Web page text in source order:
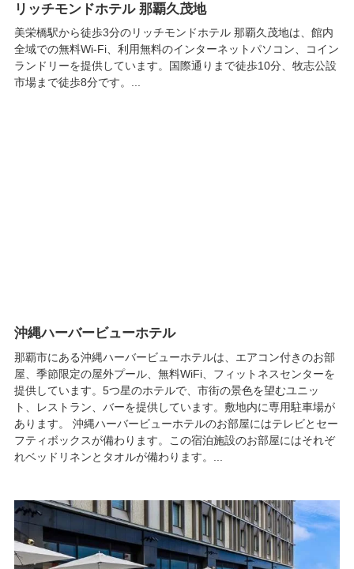
リッチモンドホテル 那覇久茂地
美栄橋駅から徒歩3分のリッチモンドホテル 那覇久茂地は、館内
全域での無料Wi-Fi、利用無料のインターネットパソコン、コイン
ランドリーを提供しています。国際通りまで徒歩10分、牧志公設
市場まで徒歩8分です。...
沖縄ハーバービューホテル
那覇市にある沖縄ハーバービューホテルは、エアコン付きのお部
屋、季節限定の屋外プール、無料WiFi、フィットネスセンターを
提供しています。5つ星のホテルで、市街の景色を望むユニッ
ト、レストラン、バーを提供しています。敷地内に専用駐車場が
あります。 沖縄ハーバービューホテルのお部屋にはテレビとセー
フティボックスが備わります。この宿泊施設のお部屋にはそれぞ
れベッドリネンとタオルが備わります。...